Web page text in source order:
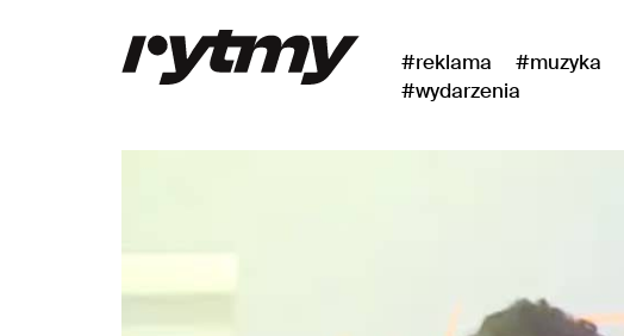
#reklama #muzyka
#wydarzenia